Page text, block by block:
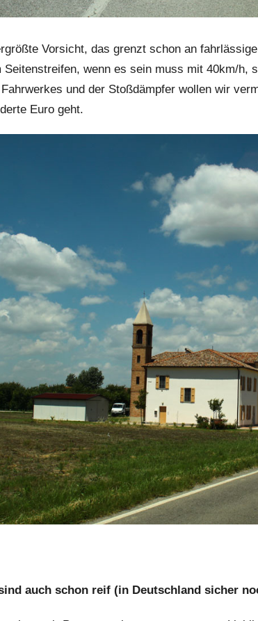
Vorsicht, das grenzt schon an
Seitenstreifen, wenn es sein muss mit 40km/h,
und der Stoßdämpfer wollen wir
Euro geht.
auch schon reif (in Deutschland sicher